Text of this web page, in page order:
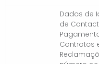
Dados de
de
Contratos